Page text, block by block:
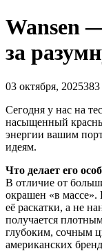
Wansen
за
03 октября, 2025383
Сегодня у нас на
насыщенный
энергии вашим
идеям.
Что делает его
В отличие от
окрашен «в массе».
её раскатки, а не
получается
глубоким, сочным
американских